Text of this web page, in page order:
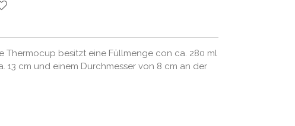
Thermocup besitzt eine Füllmenge con ca. 280 ml
13 cm und einem Durchmesser von 8 cm an der